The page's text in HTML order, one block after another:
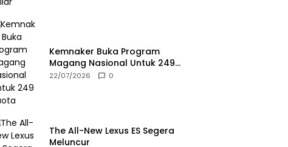
Kemnaker Buka Program
Magang Nasional Untuk 249
Kuota
22/07/2026 0
The All-New Lexus ES Segera
Meluncur